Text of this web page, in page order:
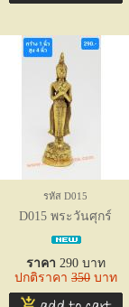
รหัส D015
D015 พระวันศุกร์
ราคา 290 บาท
ปกติราคา 350 บาท